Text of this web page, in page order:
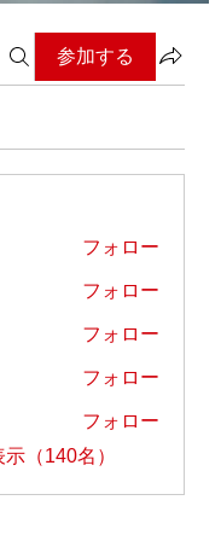
参加する
フォロー
フォロー
フォロー
フォロー
フォロー
（140名）